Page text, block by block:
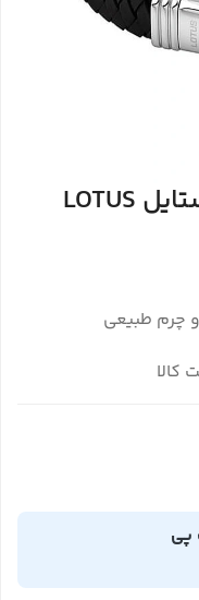
دستبند مردانه لوتوس استایل LOTUS
چرم طبیعی
کالا
پی